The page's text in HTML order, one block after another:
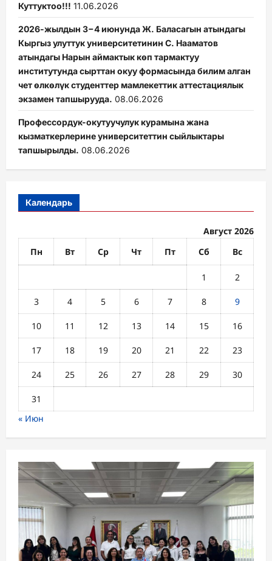
Куттуктоо!!! 11.06.2026
2026-жылдын 3−4 июнунда Ж. Баласагын атындагы
Кыргыз улуттук университетинин С. Нааматов
атындагы Нарын аймактык көп тармактуу
институтунда сырттан окуу формасында билим алган
чет өлкөлүк студенттер мамлекеттик аттестациялык
экзамен тапшырууда. 08.06.2026
Профессордук-окутуучулук курамына жана
кызматкерлерине университеттин сыйлыктары
тапшырылды. 08.06.2026
Календарь
Август 2026
Пн
Вт Ср Чт Пт Сб Вс
1 2
3 4 5 6 7 8 9
10 11 12 13 14 15 16
17 18 19 20 21 22 23
24 25 26 27 28 29 30
31
« Июн